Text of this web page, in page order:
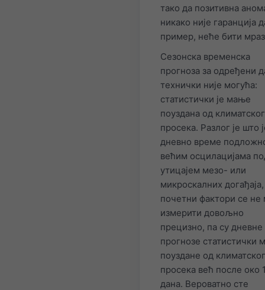
тако да позитивна
никако није гаранција
пример, неће бити
Сезонска временска
прогноза за одређени
технички није могућа:
статистички је мање
поуздана од климатског
просека. Разлог је што
дневно време
већим осцилацијама
утицајем мезо- или
микроскалних
почетни фактори се не
измерити довољно
прецизно, па су дневне
прогнозе статистички
поуздане од климатског
просека већ после око
дана. Вероватно сте